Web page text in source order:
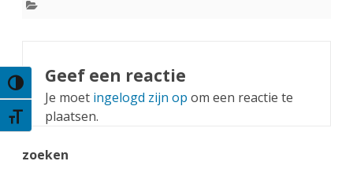
Keuze voor hoog contrast
Kies grootte van het lettertype
Geef een reactie
Je moet ingelogd zijn op om een reactie te
plaatsen.
zoeken